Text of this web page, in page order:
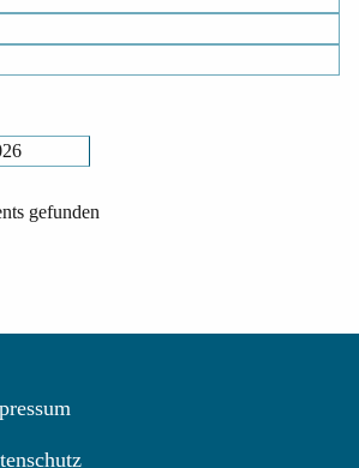
gefunden